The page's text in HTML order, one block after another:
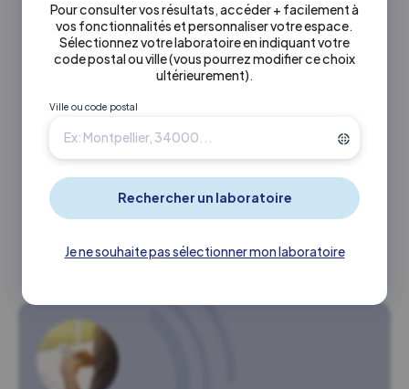
Pour consulter vos résultats, accéder + facilement à
vos fonctionnalités et personnaliser votre espace.
Sélectionnez votre laboratoire en indiquant votre
code postal ou ville(vous pourrez modifier ce choix
ultérieurement).
Ville ou code postal
Je ne souhaite pas sélectionner mon laboratoire
30 000 Nîmes
Mentions légales
SIRET
331 645 424 R.C.S. Nîmes
Montant du capital social
22 184 917,92 €